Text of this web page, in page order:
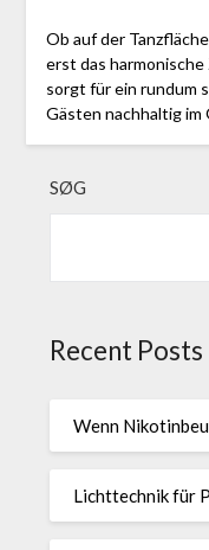
Ob auf der
erst das
sorgt für ein rundum
Gästen nachhaltig im
SØG
Recent Posts
Wenn
Lichttechnik für